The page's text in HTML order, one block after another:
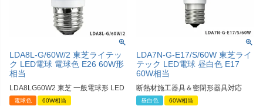
LDA8L-G/60W/2 東芝ライテッ
ク LED電球 電球色 E26 60W形
相当
LDA8LG60W2 東芝 一般電球形 LED
電球色 60W相当
LDA7N-G-E17/S/60W 東芝ライ
テック LED電球 昼白色 E17
60W相当
断熱材施工器具＆密閉形器具対応
昼白色 60W相当